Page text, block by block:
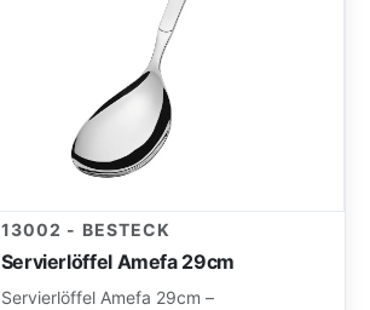
13002 - BESTECK
Servierlöffel Amefa 29cm
Servierlöffel Amefa 29cm –